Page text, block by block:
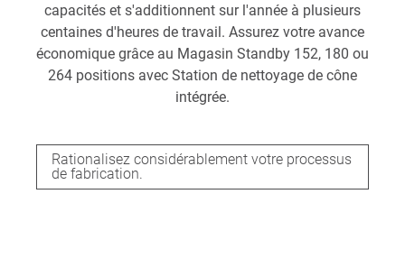
capacités et s'additionnent sur l'année à plusieurs
centaines d'heures de travail. Assurez votre avance
économique grâce au Magasin Standby 152, 180 ou
264 positions avec Station de nettoyage de cône
intégrée.
Rationalisez considérablement votre processus
de fabrication.